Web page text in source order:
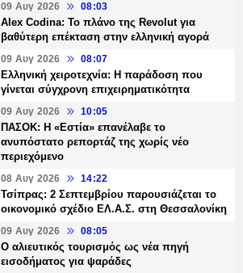
09 Αυγ 2026 08:03
Alex Codina: Το πλάνο της Revolut για
βαθύτερη επέκταση στην ελληνική αγορά
09 Αυγ 2026 08:07
Ελληνική χειροτεχνία: Η παράδοση που
γίνεται σύγχρονη επιχειρηματικότητα
09 Αυγ 2026 10:05
ΠΑΣΟΚ: Η «Εστία» επανέλαβε το
ανυπόστατο ρεπορτάζ της χωρίς νέο
περιεχόμενο
08 Αυγ 2026 14:22
Τσίπρας: 2 Σεπτεμβρίου παρουσιάζεται το
οικονομικό σχέδιο ΕΛ.Α.Σ. στη Θεσσαλονίκη
09 Αυγ 2026 08:05
Ο αλιευτικός τουρισμός ως νέα πηγή
εισοδήματος για ψαράδες